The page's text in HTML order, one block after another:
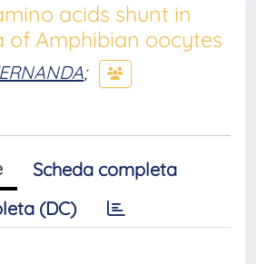
acids shunt in
of Amphibian oocytes
;
Scheda completa
(DC)